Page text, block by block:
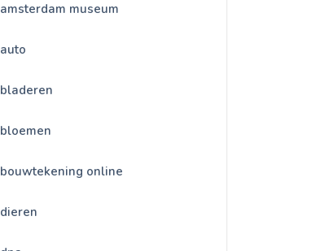
amsterdam museum
auto
bladeren
bloemen
bouwtekening online
dieren